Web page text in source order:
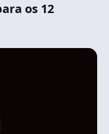
os 12